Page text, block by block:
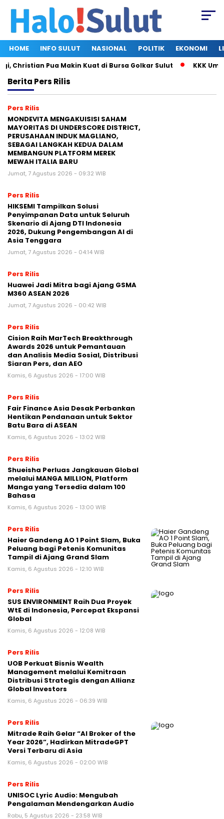
HOME INFO SULUT NASIONAL POLITIK EKONOMI
Pua Makin Kuat di Bursa Golkar Sulut KKK
Berita Pers Rilis
Pers Rilis
MONDEVITA MENGAKUISISI SAHAM
MAYORITAS DI UNDERSCORE DISTRICT,
PERUSAHAAN INDUK MAGLIANO,
SEBAGAI LANGKAH KEDUA DALAM
MEMBANGUN PLATFORM MEREK
MEWAH ITALIA BARU
Jumat, 7 Agustus 2026 - 09:32 WIB
Pers Rilis
HIKSEMI Tampilkan Solusi
Penyimpanan Data untuk Seluruh
Skenario di Ajang DTI Indonesia
2026, Dukung Pengembangan AI di
Asia Tenggara
Jumat, 7 Agustus 2026 - 04:14 WIB
Pers Rilis
Huawei Jadi Mitra bagi Ajang GSMA
M360 ASEAN 2026
Jumat, 7 Agustus 2026 - 00:42 WIB
Pers Rilis
Cision Raih MarTech Breakthrough
Awards 2026 untuk Pemantauan
dan Analisis Media Sosial, Distribusi
Siaran Pers, dan AEO
Kamis, 6 Agustus 2026 - 17:00 WIB
Pers Rilis
Fair Finance Asia Desak Perbankan
Hentikan Pendanaan untuk Sektor
Batu Bara di ASEAN
Kamis, 6 Agustus 2026 - 13:02 WIB
Pers Rilis
Shueisha Perluas Jangkauan Global
melalui MANGA MILLION, Platform
Manga yang Tersedia dalam 100
Bahasa
Kamis, 6 Agustus 2026 - 13:00 WIB
Pers Rilis
Haier Gandeng AO 1 Point Slam, Buka
Peluang bagi Petenis Komunitas
Tampil di Ajang Grand Slam
Kamis, 6 Agustus 2026 - 12:10 WIB
Pers Rilis
SUS ENVIRONMENT Raih Dua Proyek
WtE di Indonesia, Percepat Ekspansi
Global
Kamis, 6 Agustus 2026 - 12:08 WIB
Pers Rilis
UOB Perkuat Bisnis Wealth
Management melalui Kemitraan
Distribusi Strategis dengan Allianz
Global Investors
Kamis, 6 Agustus 2026 - 06:39 WIB
Pers Rilis
Mitrade Raih Gelar “AI Broker of the
Year 2026”, Hadirkan MitradeGPT
Versi Terbaru di Asia
Kamis, 6 Agustus 2026 - 02:00 WIB
Pers Rilis
UNISOC Lyric Audio: Mengubah
Pengalaman Mendengarkan Audio
Rabu, 5 Agustus 2026 - 23:58 WIB